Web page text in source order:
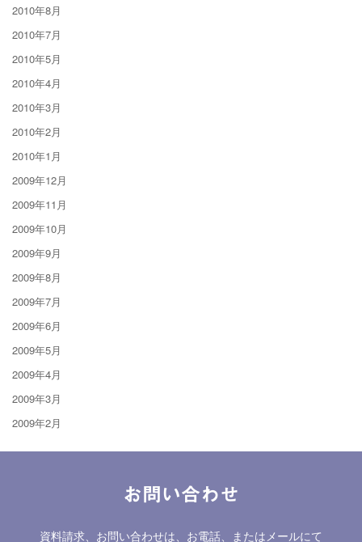
2010年8月
2010年7月
2010年5月
2010年4月
2010年3月
2010年2月
2010年1月
2009年12月
2009年11月
2009年10月
2009年9月
2009年8月
2009年7月
2009年6月
2009年5月
2009年4月
2009年3月
2009年2月
お問い合わせ
資料請求、お問い合わせは、お電話、またはメールにて